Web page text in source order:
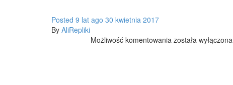
Posted 9 lat ago 30 kwietnia 2017
By AliRepliki
Możliwość komentowania ADIDAS
została wyłączona